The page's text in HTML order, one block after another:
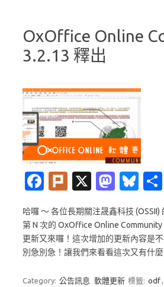
OxOffice Online
3.2.13 釋出
Fa
e
b
o
o
Pl
k
X
M
t
o
d
o
Bl
es
k
y
哈囉 ～ 各位長期關注晟鑫科技
第 N 次的 OxOffice Online Community
更新又來囉！這次增加的更新內容是
別急別急！讓我們來看看這次又有什
Category: 公告訊息 軟體更新 標籤: odf,